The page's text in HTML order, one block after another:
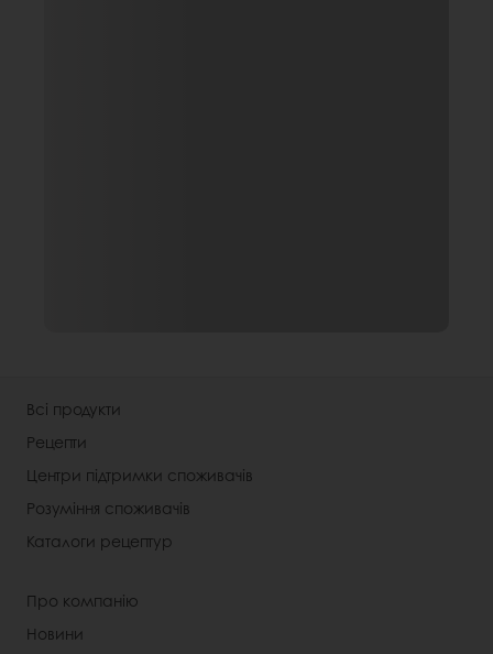
Всі продукти
Рецепти
Центри підтримки споживачів
Розуміння споживачів
Каталоги рецептур
Про компанію
Новини